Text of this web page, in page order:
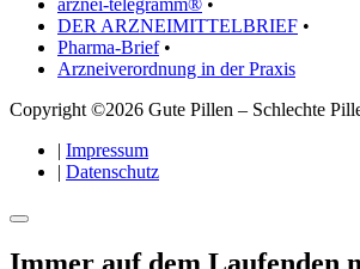
arznei-telegramm® •
DER ARZNEIMITTELBRIEF •
Pharma-Brief•
Arzneiverordnung in der Praxis
Copyright ©2026 Gute Pillen – Schlechte
| Impressum
| Datenschutz